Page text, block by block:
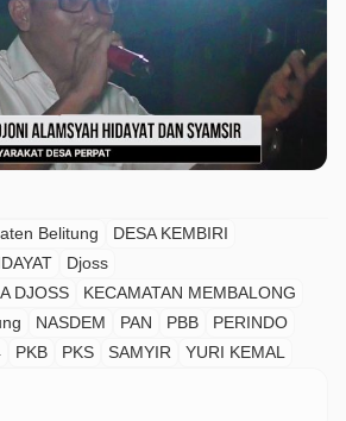
Belitung
DESA KEMBIRI
Djoss
DJOSS
KECAMATAN MEMBALONG
NASDEM PAN PBB
PERINDO
PKB PKS SAMYIR YURI KEMAL